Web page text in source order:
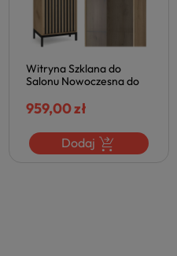
Witryna Szklana do
Salonu Nowoczesna do
Dąb Craft Czarna
Halmar
959,00 zł
Dodaj